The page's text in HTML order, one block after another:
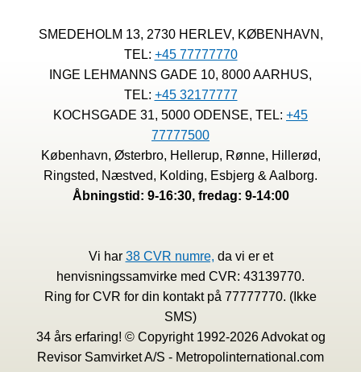
SMEDEHOLM 13, 2730 HERLEV, KØBENHAVN,
TEL: +45 77777770
INGE LEHMANNS GADE 10, 8000 AARHUS,
TEL: +45 32177777
KOCHSGADE 31, 5000 ODENSE, TEL: +45
77777500
København, Østerbro, Hellerup, Rønne, Hillerød,
Ringsted, Næstved, Kolding, Esbjerg & Aalborg.
Åbningstid: 9-16:30, fredag: 9-14:00
Vi har 38 CVR numre, da vi er et
henvisningssamvirke med CVR: 43139770.
Ring for CVR for din kontakt på 77777770. (Ikke
SMS)
34 års erfaring! © Copyright 1992-2026 Advokat og
Revisor Samvirket A/S - Metropolinternational.com